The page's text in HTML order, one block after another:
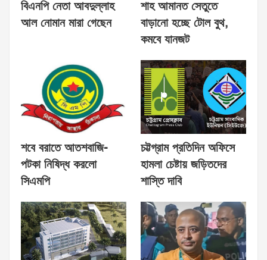
বিএনপি নেতা আবদুল্লাহ
আল নোমান মারা গেছেন
শাহ আমানত সেতুতে
বাড়ানো হচ্ছে টোল বুথ,
কমবে যানজট
শবে বরাতে আতশবাজি-
পটকা নিষিদ্ধ করলো
সিএমপি
চট্টগ্রাম প্রতিদিন অফিসে
হামলা চেষ্টায় জড়িতদের
শাস্তি দাবি